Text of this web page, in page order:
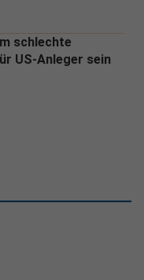
schlechte
US-Anleger sein